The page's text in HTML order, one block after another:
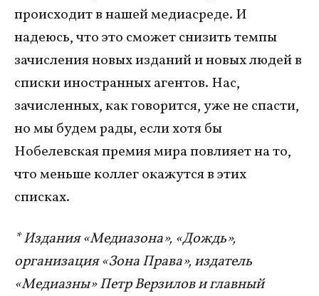
происходит в нашей медиасреде. И
надеюсь, что это сможет снизить темпы
зачисления новых изданий и новых людей в
списки иностранных агентов. Нас,
зачисленных, как говорится, уже не спасти,
но мы будем рады, если хотя бы
Нобелевская премия мира повлияет на то,
что меньше коллег окажутся в этих
списках.
* Издания «Медиазона», «Дождь»,
организация «Зона Права», издатель
«Медиазны» Петр Верзилов и главный